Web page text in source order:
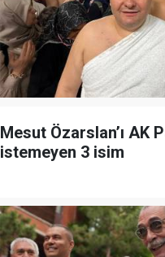
Mesut Özarslan’ı AK
istemeyen 3 isim